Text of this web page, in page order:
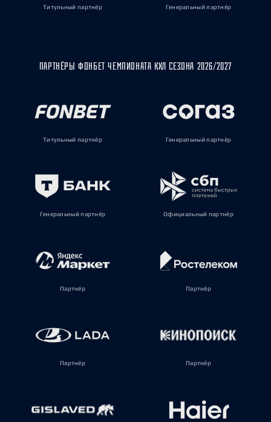
Титульный партнёр Генеральный партнёр
ПАРТНЁРЫ ФОНБЕТ ЧЕМПИОНАТА КХЛ СЕЗОНА 2026/2027
Титульный партнёр Генеральный партнёр
Генеральный партнёр Официальный партнёр
Партнёр Партнёр
Партнёр Партнёр